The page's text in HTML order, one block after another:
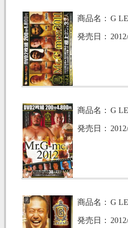
商品名： G
発売日：
商品名： G
発売日：
商品名： G
発売日：